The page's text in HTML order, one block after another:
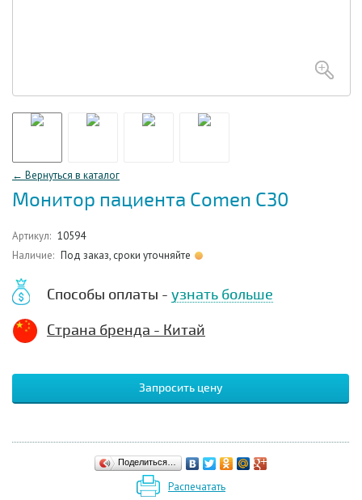
← Вернуться в каталог
Монитор пациента Comen C30
Артикул: 10594
Наличие: Под заказ, сроки уточняйте
Способы оплаты - узнать больше
Страна бренда - Китай
Запросить цену
Поделиться…
Распечатать